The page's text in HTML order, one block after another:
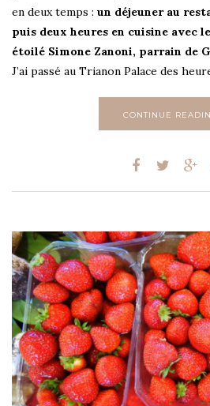
en deux temps : un déjeuner au
puis deux heures en cuisine avec
étoilé Simone Zanoni, parrain de
J’ai passé au Trianon Palace des
CONTINUE